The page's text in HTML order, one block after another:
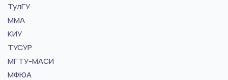
ТулГУ
ММА
КИУ
ТУСУР
МГТУ-МАСИ
МФЮА